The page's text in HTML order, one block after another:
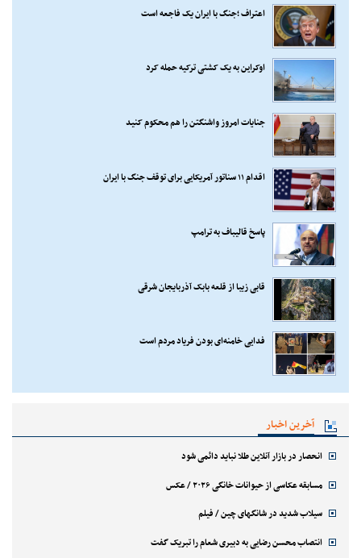
اعتراف ؛جنگ با ایران یک فاجعه است
اوکراین به یک کشتی ترکیه حمله کرد
جنایات امروز واشنگتن را هم محکوم کنید
اقدام ۱۱ سناتور آمریکایی برای توقف جنگ با ایران
پاسخ قالیباف به ترامپ
قابی زیبا از قلعه بابک آذربایجان شرقی
فدایی خامنه‌ای بودن فریاد مردم است
آخرین اخبار
انحصار در بازار آنلاین طلا نباید دائمی شود
مسابقه عکاسی از حیوانات خانگی ۲۰۲۶ / عکس
سیلاب شدید در شانگهای چین / فیلم
انتصاب محسن رضایی به دبیری شعام را تبریک گفت